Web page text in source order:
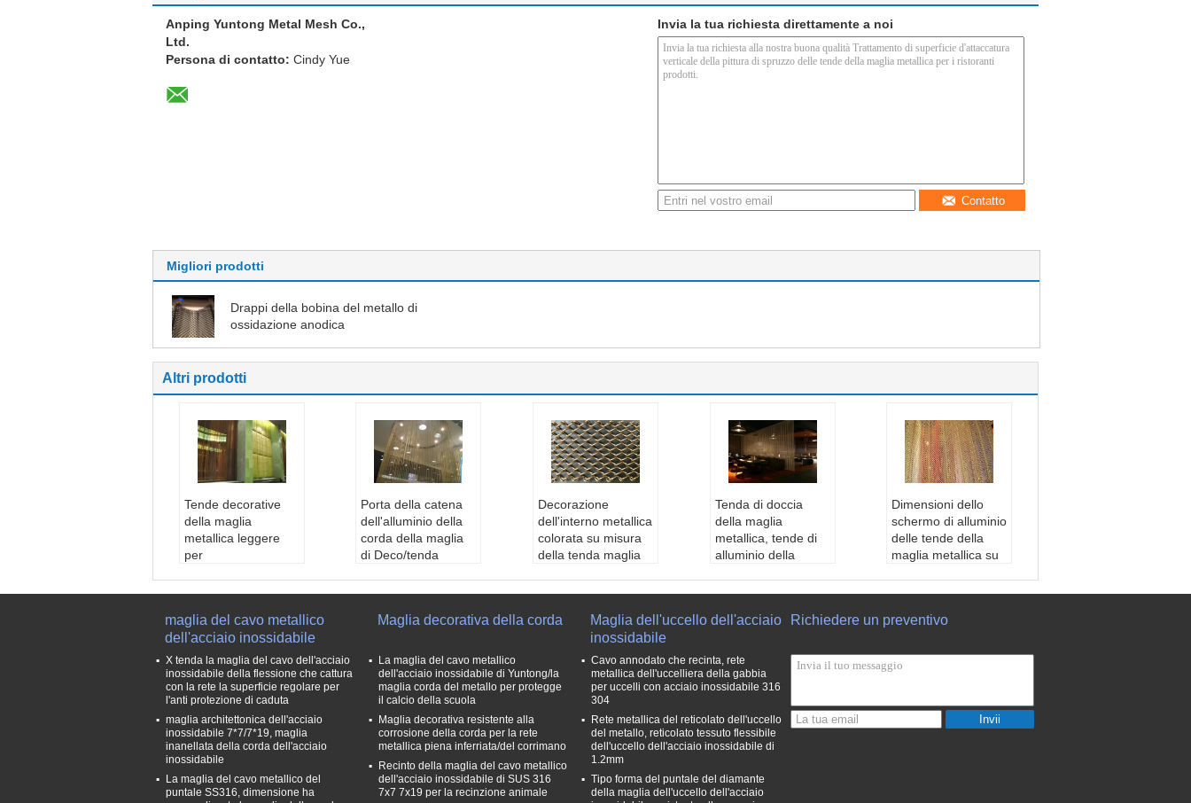
Anping Yuntong Metal Mesh Co.,
Ltd.
Persona di contatto: Cindy Yue
Invia la tua richiesta direttamente a noi
Contatto
Migliori prodotti
Drappi della bobina del metallo di
ossidazione anodica
Altri prodotti
Tende decorative
della maglia
metallica leggere
per
cia della maglia met
allica
Diametro di cavo:
1.0mm, 1.2mm, 1.5
mm, 1.6mm, 2.0mm
Apertura della mag
lia:3x3-10x10mm
Forma della pista:
Straight&Curved
Porta della catena
dell'alluminio della
corda della maglia
di Deco/tenda
Materiale:Alluminio
Colore:verde, ross
o, blu, d'argento, il n
ero
Nome di prodotto:
tenda di alluminio d
atena del divisore d
ello spazio
Decorazione
dell'interno metallica
colorata su misura
della tenda maglia
rmo, rete metallica d
ecorativa, decorazio
Trattamento di sup
erficie:
Ossidazione
Rete metallic
a della decorazione/
tenda del metallo, te
nde della rete metall
ica della finestra del
Tenda di doccia
della maglia
metallica, tende di
alluminio della
y, SS304,316
1.0mm, 1.2mm, 1.5
mm, 1.6mm, 2.0mm
Nome:tenda a cate
na in alluminio
Forma della pista:
Straight&Curved
Dimensioni dello
schermo di alluminio
delle tende della
maglia metallica su
alluminio delle tende
a
Tipo:
Materiale:Lega di a
maglia del cavo metallico
dell'acciaio inossidabile
X tenda la maglia del cavo dell'acciaio
inossidabile della flessione che cattura
con la rete la superficie regolare per
l'anti protezione di caduta
maglia architettonica dell'acciaio
inossidabile 7*7/7*19, maglia
inanellata della corda dell'acciaio
inossidabile
La maglia del cavo metallico del
puntale SS316, dimensione ha
Maglia decorativa della corda
La maglia del cavo metallico
dell'acciaio inossidabile di Yuntong/la
maglia corda del metallo per protegge
il calcio della scuola
Maglia decorativa resistente alla
corrosione della corda per la rete
metallica piena inferriata/del corrimano
Recinto della maglia del cavo metallico
dell'acciaio inossidabile di SUS 316
7x7 7x19 per la recinzione animale
Maglia dell'uccello dell'acciaio
inossidabile
Cavo annodato che recinta, rete
metallica dell'uccelliera della gabbia
per uccelli con acciaio inossidabile 316
304
Rete metallica del reticolato dell'uccello
del metallo, reticolato tessuto flessibile
dell'uccello dell'acciaio inossidabile di
1.2mm
Tipo forma del puntale del diamante
della maglia dell'uccello dell'acciaio
Richiedere un preventivo
Invii